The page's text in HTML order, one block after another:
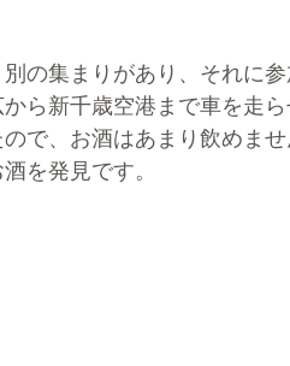
の集まりがあり、それに
ら新千歳空港まで車を走
で、お酒はあまり飲めま
を発見です。